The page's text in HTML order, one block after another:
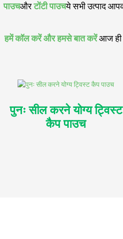
पाउचऔरटोंटी पाउचये सभी उत्पाद
हमें कॉल करें और हमसे बात करेंआज ही
पुनः सील करने योग्य ट्विस्ट
कैप पाउच